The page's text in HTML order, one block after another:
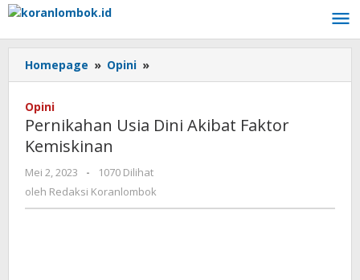
Lewati
konten
Homepage » Opini »
Usia
Faktor
Opini
Pernikahan Usia Dini Akibat Faktor
Kemiskinan
Mei 2, 2023
oleh
Redaksi
-
1070 Dilihat
oleh Redaksi Koranlombok